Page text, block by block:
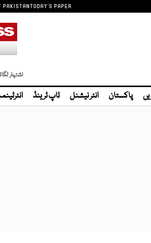
PAKISTANTODAY'S PAPER
اشتہار
پاکستان انٹر نیشنل ٹاپ ٹرینڈ